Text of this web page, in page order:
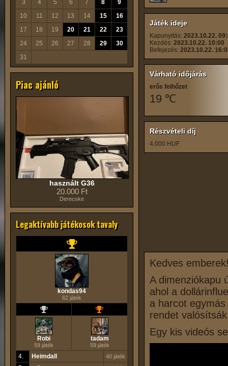
3
4 5 6 7 8
9
10
11 12 13 14 15
16
17
18 19 20 21 22
23
24
25 26 27 28 29
30
31
Piac ajánló
használt G36
20.000 Ft
Derecske
Legaktívabb játékosok tavaly
kondas94
62 játék
Robi
59 játék
tadam
59 játék
4. Heimdall 40 játék
Játék ideje
Kapunyitás: 2023.10.22.
Kezdés: 2023.10.22. 10:00
Befejezés: 2023.10.22.
Várható időjárás
erős felhőzet
19 ℃
Részvételi díj
4.000 HUF
Kedves
A dimenziókapu
ahol a
a harcot
rendet
Egy kis videós